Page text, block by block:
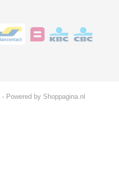
Powered by Shoppagina.nl